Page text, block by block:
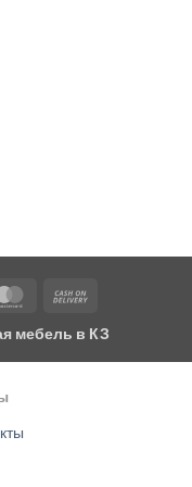
MasterCard
Delivery
мебель в КЗ